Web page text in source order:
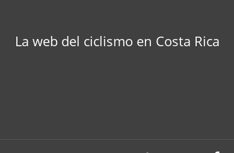
La web del ciclismo en Costa Rica